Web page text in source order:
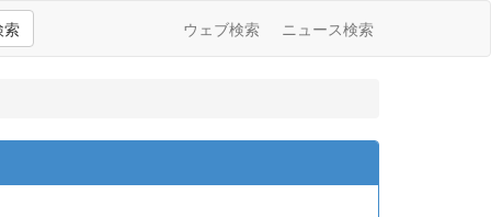
索 ウェブ検索 ニュース検索